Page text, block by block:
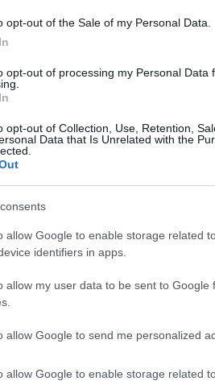
opt-out of the Sale of my Personal Data.
opt-out of processing my Personal Data
opt-out of Collection, Use, Retention,
Data that Is Unrelated with the
allow Google to enable storage related
identifiers in apps.
allow my user data to be sent to Google
allow Google to send me personalized
allow Google to enable storage related
fondato nel 27 a. C. e
chiesa cristiana nel VII secolo
Emanuele II e il figlio
ha attirato nel 2016 sette
dal Mibact che gestisce il
dei giornali romani hanno
(purché ci sia adeguata
e il Camerlengo, Monsignor
Stato-Chiesa
e la tutela della